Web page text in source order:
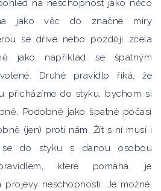
na neschopnost jako něco
jako věc do značné míry
se dříve nebo později zcela
jako například se špatným
Druhé pravidlo říká, že
přicházíme do styku, bychom si
Podobně jako špatné počasí
(jen) proti nám. Žít s ní musí i
se do styku s danou osobou
které pomáhá, je
projevy neschopnosti. Je možné,